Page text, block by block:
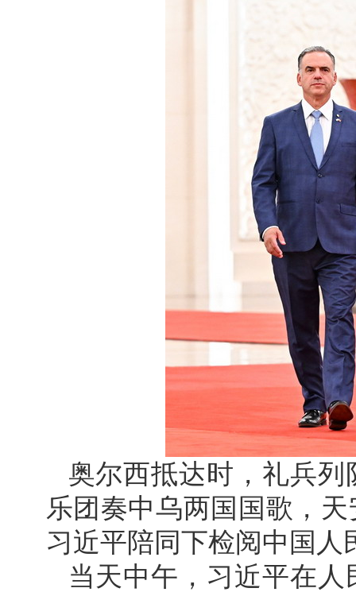
奥尔西抵达时，礼兵
乐团奏中乌两国国歌，
习近平陪同下检阅中国
当天中午，习近平在